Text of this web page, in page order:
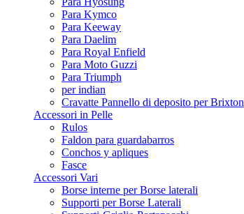
Para Kymco
Para Keeway
Para Daelim
Para Royal Enfield
Para Moto Guzzi
Para Triumph
per indian
Cravatte Pannello di deposito per Brixton
Accessori in Pelle
Rulos
Faldon para guardabarros
Conchos y apliques
Fasce
Accessori Vari
Borse interne per Borse laterali
Supporti per Borse Laterali